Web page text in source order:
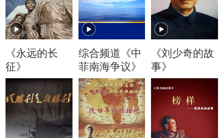
《永远的长
征》
综合频道《中
菲南海争议》
《刘少奇的故
事》